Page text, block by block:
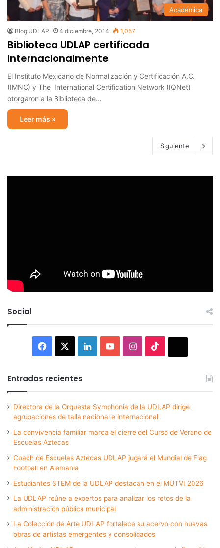
Académica
Blog UDLAP 4 diciembre, 2014 1,057
Biblioteca UDLAP certificada
internacionalmente
El Instituto Mexicano de Normalización y Certificación A.C.
(IMNC) y The International Certification Network (IQNet)
otorgaron a la Biblioteca de…
Leer más »
Siguiente
Social
Facebook LinkedInYouTubeInstagram
Entradas recientes
Directora de la Orquesta Symphonia de la UDLAP dirige
agrupaciones de talla nacional e internacional
La convivencia familiar marca el cierre del Curso de Verano de
Escuelas Aztecas
Coach de Escuelas Aztecas UDLAP jugará el Mundial de Flag
Football en Alemania
Estudiantes STEM de la UDLAP destacan en el MUTVI 2026
La UDLAP reúne a expertos para analizar los retos de la
administración pública municipal
La Colección de Arte UDLAP fortalece su acervo con nuevas
obras de artistas emergentes y consolidados